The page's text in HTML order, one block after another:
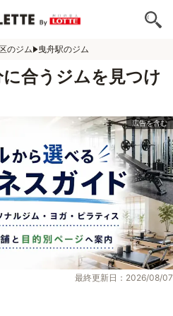
のジム 曳舟駅のジム
合うジムを見つけ
最終更新日：2026/08/07